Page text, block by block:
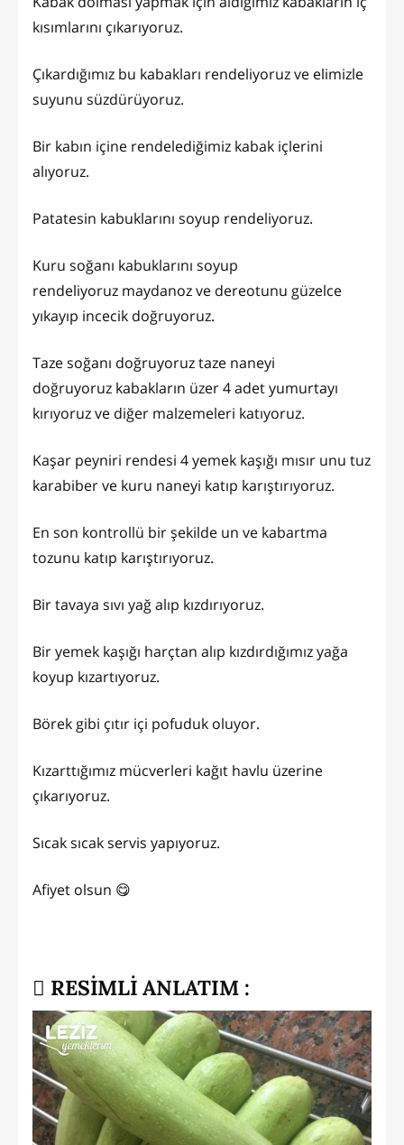
kısımlarını çıkarıyoruz.
Çıkardığımız bu kabakları rendeliyoruz ve elimizle
suyunu süzdürüyoruz.
Bir kabın içine rendelediğimiz kabak içlerini
alıyoruz.
Patatesin kabuklarını soyup rendeliyoruz.
Kuru soğanı kabuklarını soyup
rendeliyoruz maydanoz ve dereotunu güzelce
yıkayıp incecik doğruyoruz.
Taze soğanı doğruyoruz taze naneyi
doğruyoruz kabakların üzer 4 adet yumurtayı
kırıyoruz ve diğer malzemeleri katıyoruz.
Kaşar peyniri rendesi 4 yemek kaşığı mısır unu tuz
karabiber ve kuru naneyi katıp karıştırıyoruz.
En son kontrollü bir şekilde un ve kabartma
tozunu katıp karıştırıyoruz.
Bir tavaya sıvı yağ alıp kızdırıyoruz.
Bir yemek kaşığı harçtan alıp kızdırdığımız yağa
koyup kızartıyoruz.
Börek gibi çıtır içi pofuduk oluyor.
Kızarttığımız mücverleri kağıt havlu üzerine
çıkarıyoruz.
Sıcak sıcak servis yapıyoruz.
Afiyet olsun 😋
RESİMLİ ANLATIM :